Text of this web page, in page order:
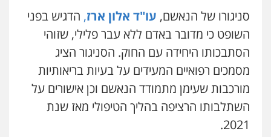
עו"ד דפנה לביא
משפחה גישור
0507206063
עו"ד זוהר ארבל
פלילי פשיעה חמורה מעצרים וחקירות
קטינים
סניגורו של הנאשם, עו"ד אלון ארז, הדגיש בפני
השופט כי מדובר באדם ללא עבר פלילי, שזוהי
הסתבכותו היחידה עם החוק. הסניגור הציג
מסמכים רפואיים המעידים על בעיות בריאותיות
מורכבות שעימן מתמודד הנאשם וכן אישורים על
השתלבותו הרציפה בהליך הטיפולי מאז שנת
2021.